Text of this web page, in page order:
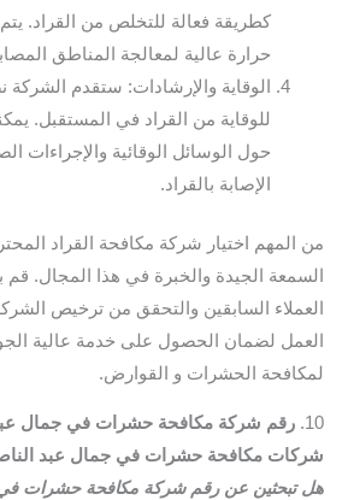
كطريقة فعالة للتخلص من القراد.
حرارة عالية لمعالجة المناطق
الوقاية والإرشادات: ستقدم الشركة
للوقاية من القراد في المستقبل.
حول الوسائل الوقائية والإجراءات
الإصابة بالقراد.
من المهم اختيار شركة مكافحة القراد
السمعة الجيدة والخبرة في هذا المجال.
العملاء السابقين والتحقق من ترخيص
العمل لضمان الحصول على خدمة عالية
لمكافحة الحشرات و القوارض.
10. رقم شركة مكافحة حشرات في جمال عبد
شركات مكافحة حشرات في جمال عبد
هل تبحثين عن رقم شركة مكافحة حشرات في